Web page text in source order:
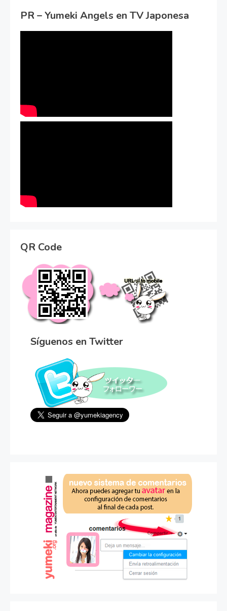
PR – Yumeki Angels en TV Japonesa
QR Code
Síguenos en Twitter